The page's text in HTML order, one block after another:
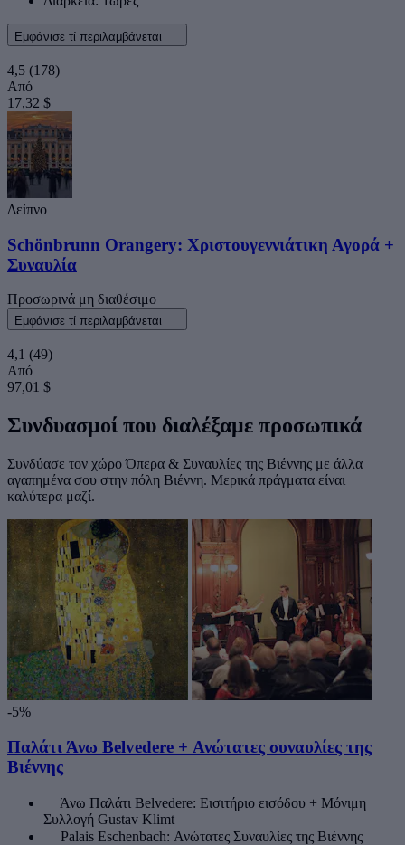
Εμφάνισε τί περιλαμβάνεται
4,5 (178)
Από
17,32 $
Δείπνο
Schönbrunn Orangery: Χριστουγεννιάτικη Αγορά +
Συναυλία
Προσωρινά μη διαθέσιμο
Εμφάνισε τί περιλαμβάνεται
4,1 (49)
Από
97,01 $
Συνδυασμοί που διαλέξαμε προσωπικά
Συνδύασε τον χώρο Όπερα & Συναυλίες της Βιέννης με άλλα
αγαπημένα σου στην πόλη Βιέννη. Μερικά πράγματα είναι
καλύτερα μαζί.
-5%
Παλάτι Άνω Belvedere + Ανώτατες συναυλίες της
Βιέννης
Άνω Παλάτι Belvedere: Εισιτήριο εισόδου + Μόνιμη
Συλλογή Gustav Klimt
Palais Eschenbach: Ανώτατες Συναυλίες της Βιέννης